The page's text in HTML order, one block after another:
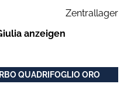
Zentrallager
anzeigen
QUADRIFOGLIO ORO